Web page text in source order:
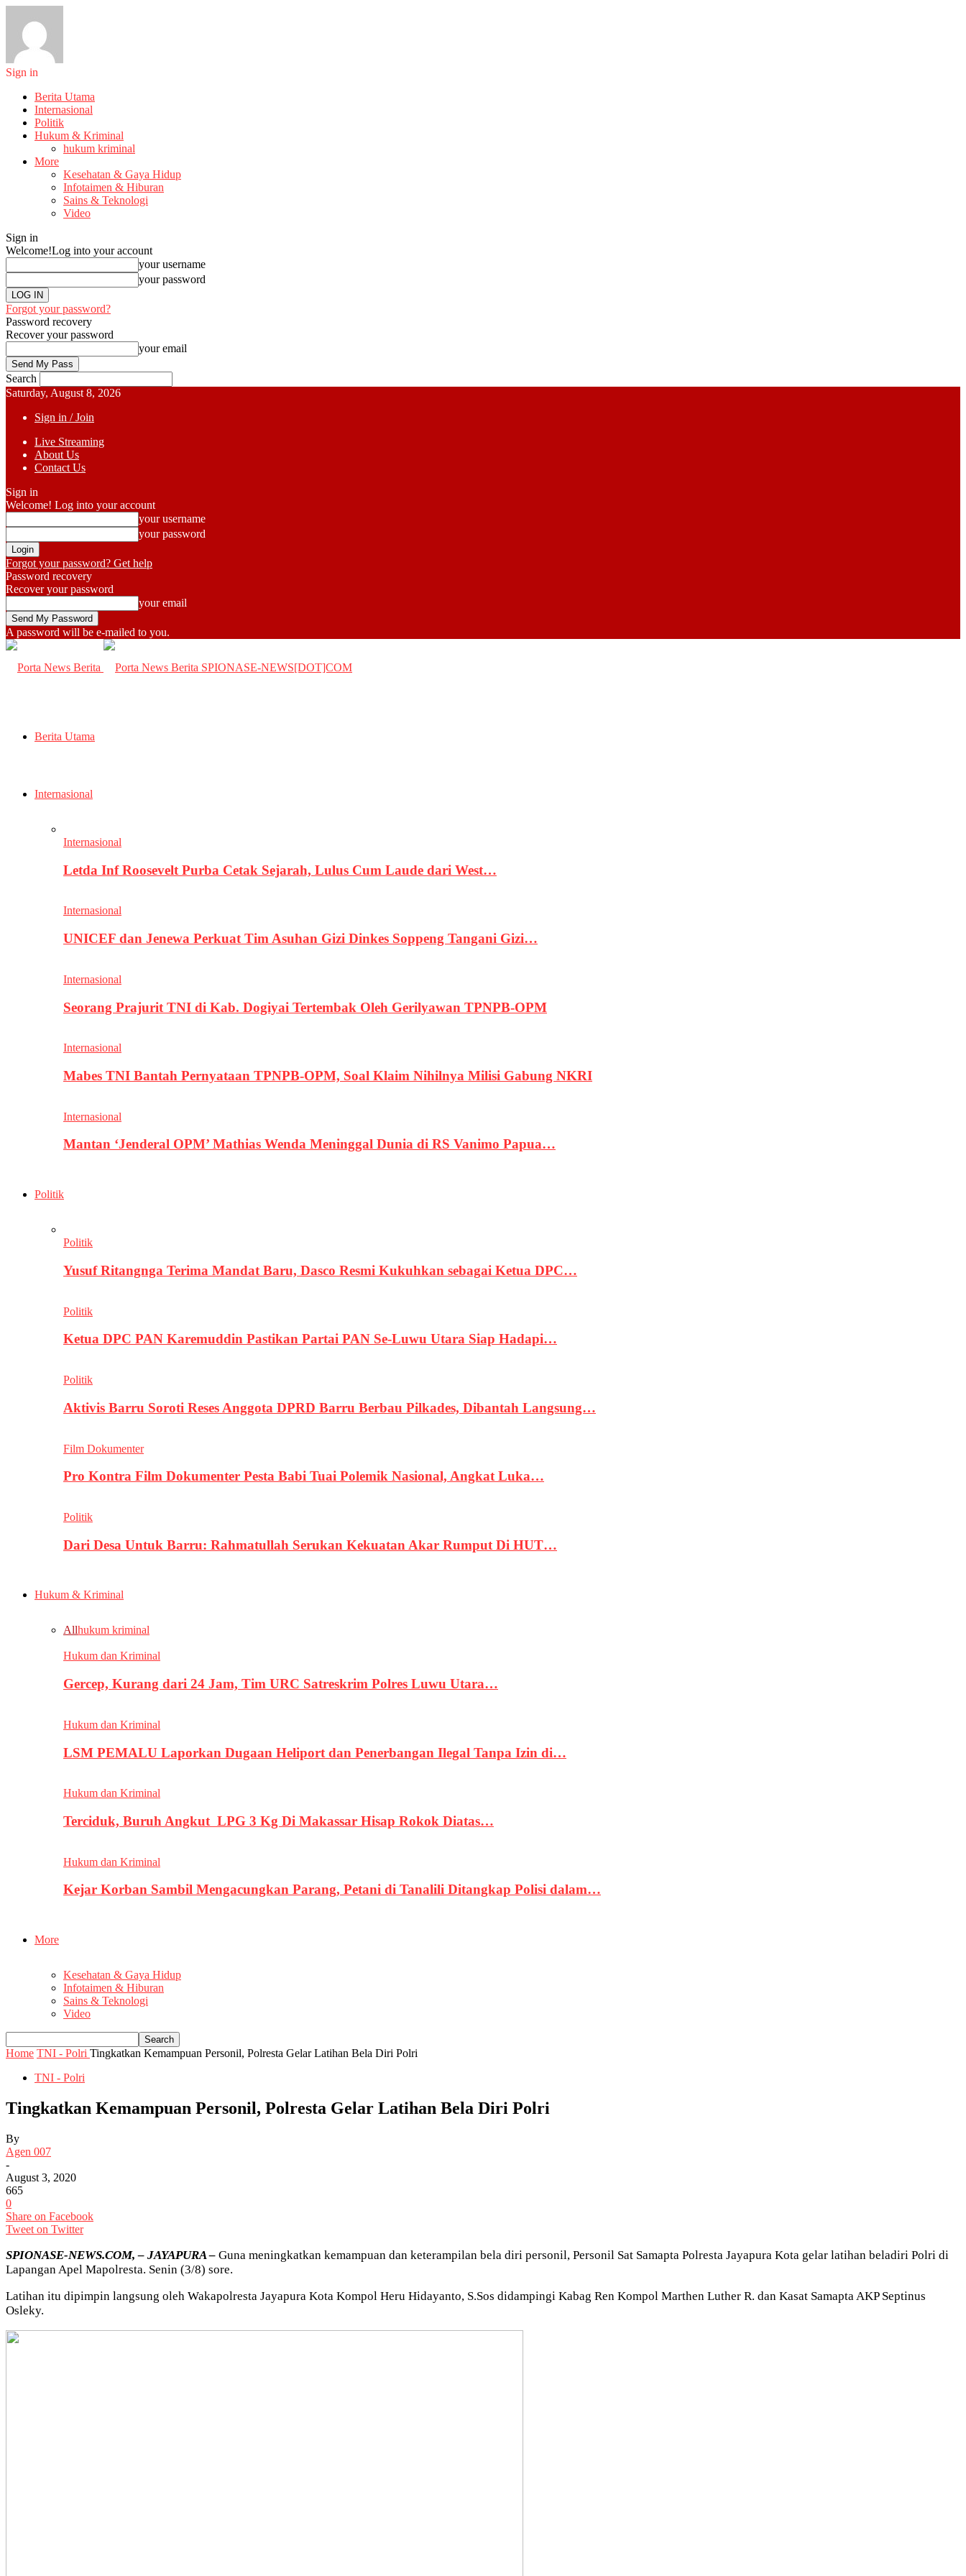
Sign in
Berita Utama
Internasional
Politik
Hukum & Kriminal
hukum kriminal
More
Kesehatan & Gaya Hidup
Infotaimen & Hiburan
Sains & Teknologi
Video
Sign in
Welcome!Log into your account
your username
your password
Forgot your password?
Password recovery
Recover your password
your email
Search
Saturday, August 8, 2026
Sign in / Join
Live Streaming
About Us
Contact Us
Sign in
Welcome! Log into your account
your username
your password
Forgot your password? Get help
Password recovery
Recover your password
your email
A password will be e-mailed to you.
SPIONASE-NEWS[DOT]COM
Berita Utama
Internasional
Internasional
Letda Inf Roosevelt Purba Cetak Sejarah, Lulus Cum Laude dari West…
Internasional
UNICEF dan Jenewa Perkuat Tim Asuhan Gizi Dinkes Soppeng Tangani Gizi…
Internasional
Seorang Prajurit TNI di Kab. Dogiyai Tertembak Oleh Gerilyawan TPNPB-OPM
Internasional
Mabes TNI Bantah Pernyataan TPNPB-OPM, Soal Klaim Nihilnya Milisi Gabung NKRI
Internasional
Mantan ‘Jenderal OPM’ Mathias Wenda Meninggal Dunia di RS Vanimo Papua…
Politik
Politik
Yusuf Ritangnga Terima Mandat Baru, Dasco Resmi Kukuhkan sebagai Ketua DPC…
Politik
Ketua DPC PAN Karemuddin Pastikan Partai PAN Se-Luwu Utara Siap Hadapi…
Politik
Aktivis Barru Soroti Reses Anggota DPRD Barru Berbau Pilkades, Dibantah Langsung…
Film Dokumenter
Pro Kontra Film Dokumenter Pesta Babi Tuai Polemik Nasional, Angkat Luka…
Politik
Dari Desa Untuk Barru: Rahmatullah Serukan Kekuatan Akar Rumput Di HUT…
Hukum & Kriminal
Allhukum kriminal
Hukum dan Kriminal
Gercep, Kurang dari 24 Jam, Tim URC Satreskrim Polres Luwu Utara…
Hukum dan Kriminal
LSM PEMALU Laporkan Dugaan Heliport dan Penerbangan Ilegal Tanpa Izin di…
Hukum dan Kriminal
Terciduk, Buruh Angkut LPG 3 Kg Di Makassar Hisap Rokok Diatas…
Hukum dan Kriminal
Kejar Korban Sambil Mengacungkan Parang, Petani di Tanalili Ditangkap Polisi dalam…
More
Kesehatan & Gaya Hidup
Infotaimen & Hiburan
Sains & Teknologi
Video
Home TNI - Polri Tingkatkan Kemampuan Personil, Polresta Gelar Latihan Bela Diri Polri
TNI - Polri
Tingkatkan Kemampuan Personil, Polresta Gelar Latihan Bela Diri Polri
By
Agen 007
-
August 3, 2020
665
0
Share on Facebook
Tweet on Twitter
SPIONASE-NEWS.COM, – JAYAPURA – Guna meningkatkan kemampuan dan keterampilan bela diri personil, Personil Sat Samapta Polresta Jayapura Kota gelar latihan beladiri Polri di
Lapangan Apel Mapolresta. Senin (3/8) sore.
Latihan itu dipimpin langsung oleh Wakapolresta Jayapura Kota Kompol Heru Hidayanto, S.Sos didampingi Kabag Ren Kompol Marthen Luther R. dan Kasat Samapta AKP Septinus
Osleky.